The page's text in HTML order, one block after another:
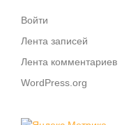
Войти
Лента записей
Лента комментариев
WordPress.org